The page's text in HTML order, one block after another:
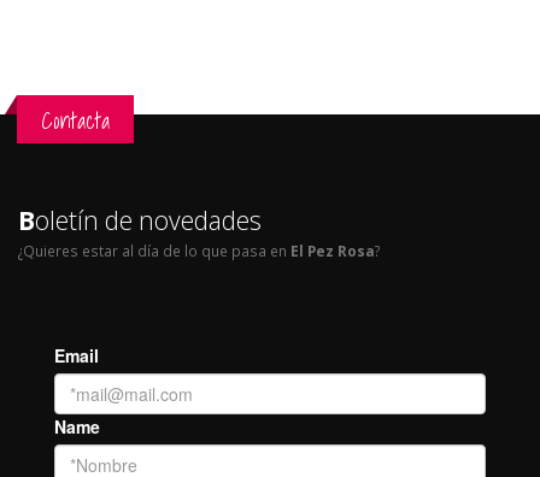
Contacta
Boletín de novedades
¿Quieres estar al día de lo que pasa en El Pez Rosa?